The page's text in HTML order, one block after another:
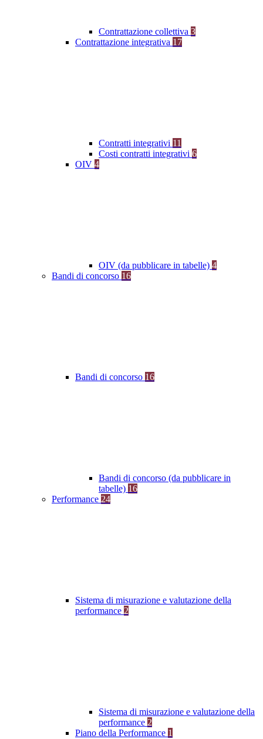
Contrattazione collettiva 3
Contrattazione integrativa 17
Contratti integrativi 11
Costi contratti integrativi 6
OIV 4
OIV (da pubblicare in tabelle) 4
Bandi di concorso 16
Bandi di concorso 16
Bandi di concorso (da pubblicare in
tabelle) 16
Performance 24
Sistema di misurazione e valutazione della
performance 2
Sistema di misurazione e valutazione della
performance 2
Piano della Performance 1